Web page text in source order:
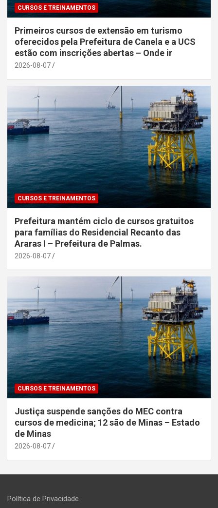
CURSOS E TREINAMENTOS
Primeiros cursos de extensão em turismo
oferecidos pela Prefeitura de Canela e a UCS
estão com inscrições abertas – Onde ir
2026-08-07
CURSOS E TREINAMENTOS
Prefeitura mantém ciclo de cursos gratuitos
para famílias do Residencial Recanto das
Araras I – Prefeitura de Palmas.
2026-08-07
CURSOS E TREINAMENTOS
Justiça suspende sanções do MEC contra
cursos de medicina; 12 são de Minas – Estado
de Minas
2026-08-07
Política de Privacidade